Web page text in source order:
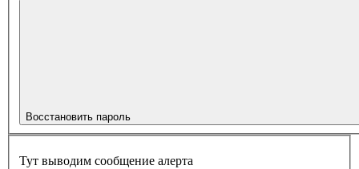
Восстановить пароль
Тут выводим сообщение алерта